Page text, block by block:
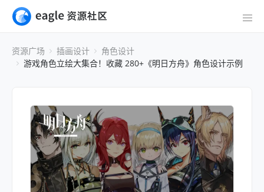
资源广场 插画设计
角色设计
游戏角色立绘大集合！收藏 280+《明日方舟》角色设计示例